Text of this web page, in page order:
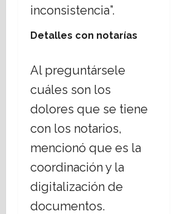
inconsistencia”.
Detalles con notarías
Al preguntársele
cuáles son los
dolores que se tiene
con los notarios,
mencionó que es la
coordinación y la
digitalización de
documentos.